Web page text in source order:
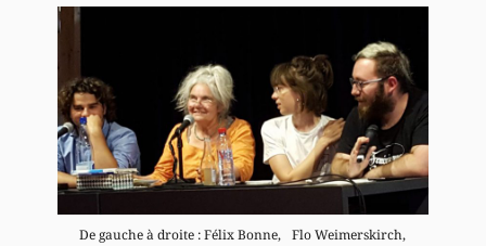
De gauche à droite : Félix Bonne, Flo Weimerskirch,